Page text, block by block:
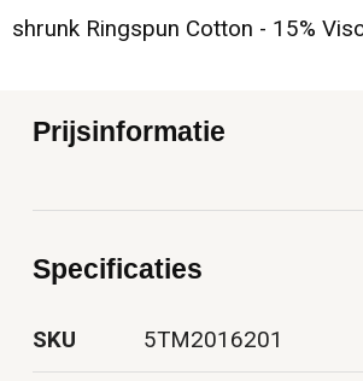
shrunk Ringspun Cotton - 15%
Prijsinformatie
Specificaties
SKU 5TM2016201